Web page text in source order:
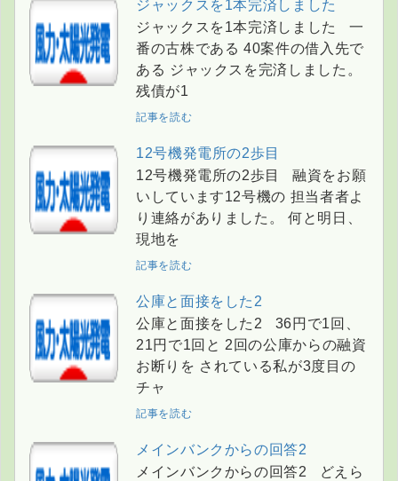
ジャックスを1本完済しました
ジャックスを1本完済しました 一
番の古株である 40案件の借入先で
ある ジャックスを完済しました。
残債が1
記事を読む
12号機発電所の2歩目
12号機発電所の2歩目 融資をお願
いしています12号機の 担当者者よ
り連絡がありました。 何と明日、
現地を
記事を読む
公庫と面接をした2
公庫と面接をした2 36円で1回、
21円で1回と 2回の公庫からの融資
お断りを されている私が3度目の
チャ
記事を読む
メインバンクからの回答2
メインバンクからの回答2 どえら